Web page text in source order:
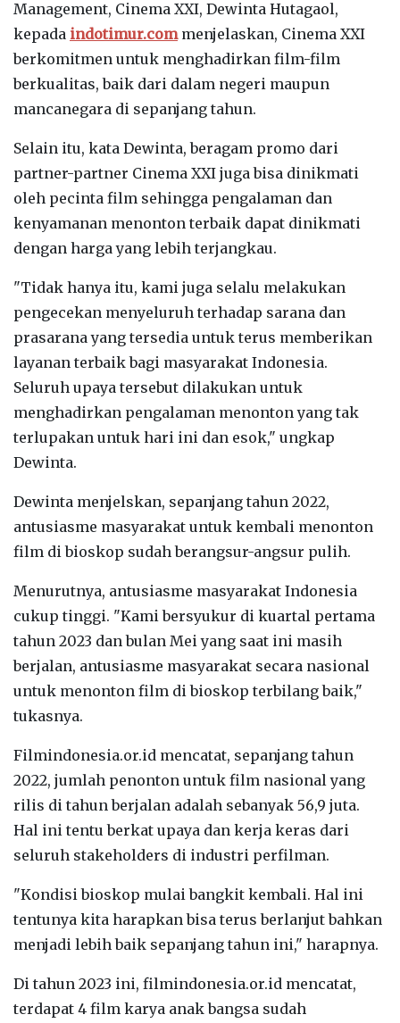
Management, Cinema XXI, Dewinta Hutagaol,
kepada indotimur.commenjelaskan, Cinema XXI
berkomitmen untuk menghadirkan film-film
berkualitas, baik dari dalam negeri maupun
mancanegara di sepanjang tahun.
Selain itu, kata Dewinta, beragam promo dari
partner-partner Cinema XXI juga bisa dinikmati
oleh pecinta film sehingga pengalaman dan
kenyamanan menonton terbaik dapat dinikmati
dengan harga yang lebih terjangkau.
"Tidak hanya itu, kami juga selalu melakukan
pengecekan menyeluruh terhadap sarana dan
prasarana yang tersedia untuk terus memberikan
layanan terbaik bagi masyarakat Indonesia.
Seluruh upaya tersebut dilakukan untuk
menghadirkan pengalaman menonton yang tak
terlupakan untuk hari ini dan esok," ungkap
Dewinta.
Dewinta menjelskan, sepanjang tahun 2022,
antusiasme masyarakat untuk kembali menonton
film di bioskop sudah berangsur-angsur pulih.
Menurutnya, antusiasme masyarakat Indonesia
cukup tinggi. "Kami bersyukur di kuartal pertama
tahun 2023 dan bulan Mei yang saat ini masih
berjalan, antusiasme masyarakat secara nasional
untuk menonton film di bioskop terbilang baik,"
tukasnya.
Filmindonesia.or.id mencatat, sepanjang tahun
2022, jumlah penonton untuk film nasional yang
rilis di tahun berjalan adalah sebanyak 56,9 juta.
Hal ini tentu berkat upaya dan kerja keras dari
seluruh stakeholders di industri perfilman.
"Kondisi bioskop mulai bangkit kembali. Hal ini
tentunya kita harapkan bisa terus berlanjut bahkan
menjadi lebih baik sepanjang tahun ini," harapnya.
Di tahun 2023 ini, filmindonesia.or.id mencatat,
terdapat 4 film karya anak bangsa sudah